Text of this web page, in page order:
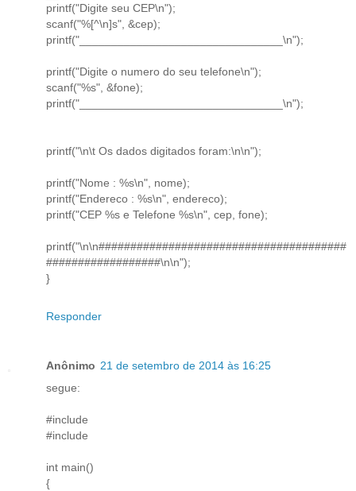
printf("Digite seu CEP\n");
scanf("%[^\n]s", &cep);
printf("________________________________\n");
printf("Digite o numero do seu telefone\n");
scanf("%s", &fone);
printf("________________________________\n");
printf("\n\t Os dados digitados foram:\n\n");
printf("Nome : %s\n", nome);
printf("Endereco : %s\n", endereco);
printf("CEP %s e Telefone %s\n", cep, fone);
printf("\n\n#######################################
##################\n\n");
}
Responder
Anônimo 21 de setembro de 2014 às 16:25
segue:
#include
#include
int main()
{